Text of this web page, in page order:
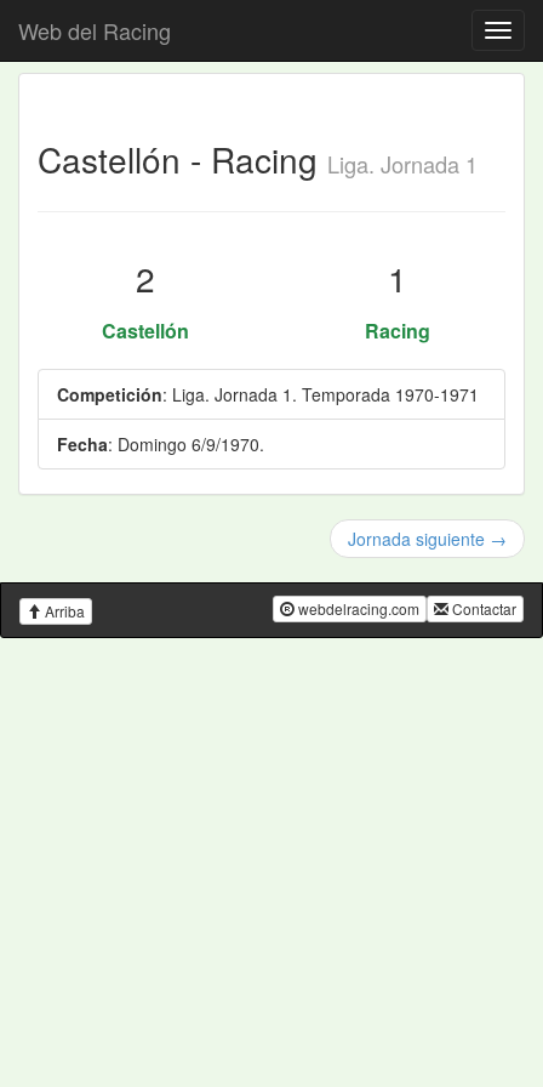
Web del Racing
Castellón - Racing Liga. Jornada 1
2 1
Castellón Racing
Competición: Liga. Jornada 1. Temporada 1970-1971
Fecha: Domingo 6/9/1970.
Jornada siguiente →
Contactar
webdelracing.com
Arriba